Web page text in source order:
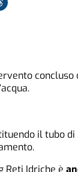
il tubo
Reti Idriche è